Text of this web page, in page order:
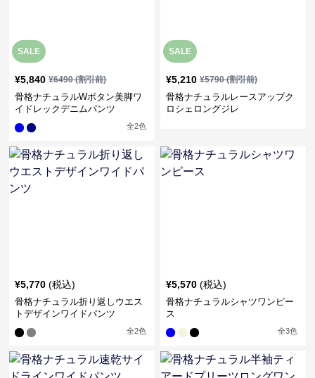
SALE
¥5,840 ¥6490(割引前)
骨格ナチュラルWボタン美脚ワ
イドレックデニムパンツ
全2色
SALE
¥5,210 ¥5790(割引前)
骨格ナチュラルレースアップク
ロシェロングジレ
¥5,770 (税込)
骨格ナチュラル折り返しウエス
トデザインワイドパンツ
全2色
¥5,570 (税込)
骨格ナチュラルシャツワンピー
ス
全3色